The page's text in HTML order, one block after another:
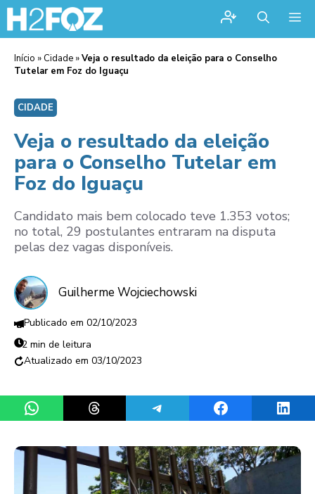
Início » Cidade »Veja o resultado da eleição para o Conselho
Tutelar em Foz do Iguaçu
CIDADE
Veja o resultado da eleição
para o Conselho Tutelar em
Foz do Iguaçu
Candidato mais bem colocado teve 1.353 votos;
no total, 29 postulantes entraram na disputa
pelas dez vagas disponíveis.
Guilherme Wojciechowski
02/10/2023
2 min de leitura
03/10/2023
Share on WhatsAppShare on ThreadsShare on TelegramShare on Facebook